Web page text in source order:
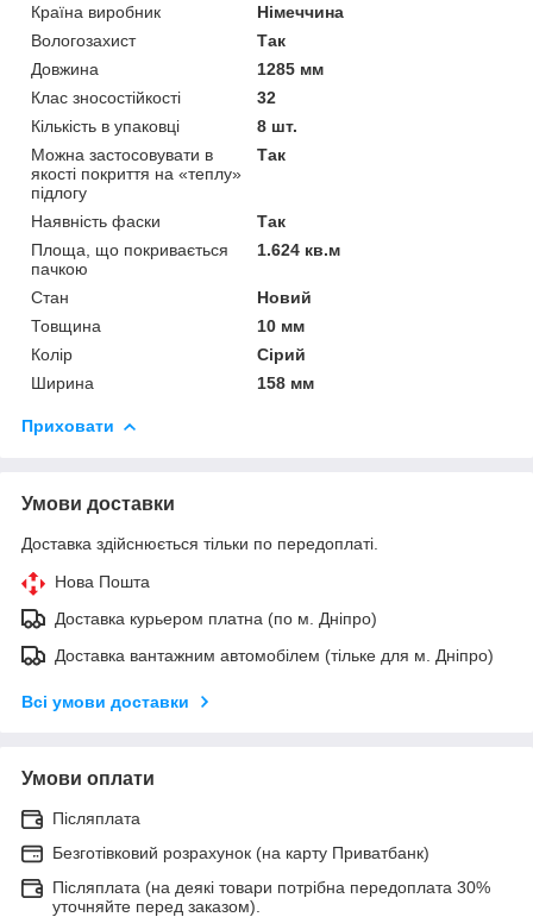
Країна виробник
Німеччина
Вологозахист
Так
Довжина
1285 мм
Клас зносостійкості
32
Кількість в упаковці
8 шт.
Можна застосовувати в
якості покриття на «теплу»
підлогу
Так
Наявність фаски
Так
Площа, що покривається
пачкою
1.624 кв.м
Стан
Новий
Товщина
10 мм
Колір
Сірий
Ширина
158 мм
Приховати
Умови доставки
Доставка здійснюється тільки по передоплаті.
Нова Пошта
Доставка курьером платна (по м. Дніпро)
Доставка вантажним автомобілем (тільке для м. Дніпро)
Всі умови доставки
Умови оплати
Післяплата
Безготівковий розрахунок (на карту Приватбанк)
Післяплата (на деякі товари потрібна передоплата 30%
уточняйте перед заказом).